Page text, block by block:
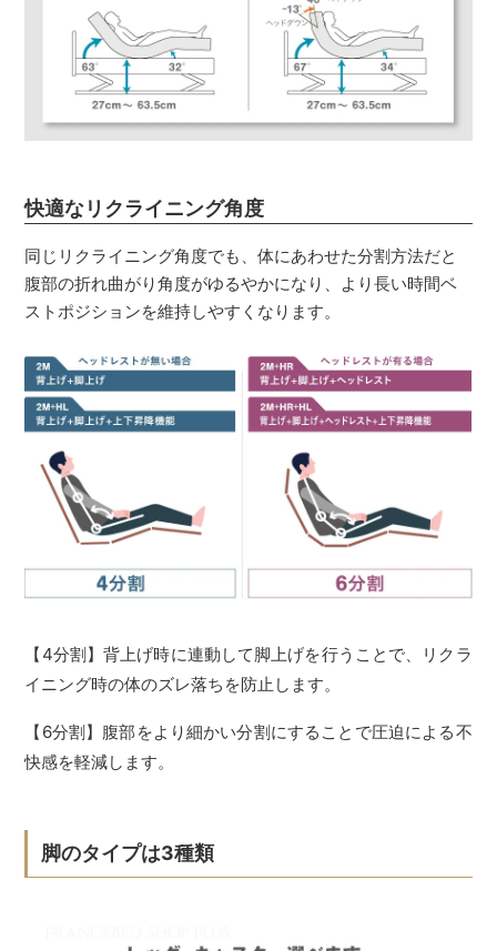
快適なリクライニング角度
同じリクライニング角度でも、体にあわせた分割方法だと
腹部の折れ曲がり角度がゆるやかになり、より長い時間ベ
ストポジションを維持しやすくなります。
【4分割】背上げ時に連動して脚上げを行うことで、リクラ
イニング時の体のズレ落ちを防止します。
【6分割】腹部をより細かい分割にすることで圧迫による不
快感を軽減します。
脚のタイプは3種類